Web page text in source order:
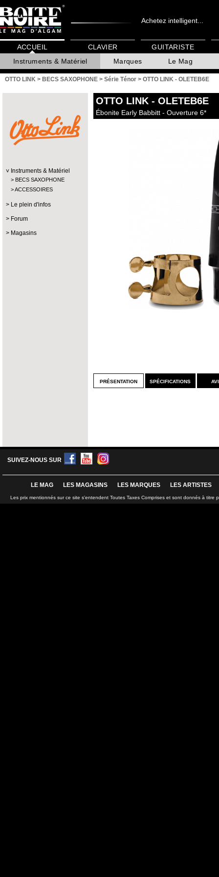
Achetez intelligent...
ACCUEIL
Instruments & Matériel
Marques Le Mag
CLAVIER GUITARISTE
OTTO LINK > BECS SAXOPHONE > Série Ténor > OTTO LINK - OLETEB6E
Instruments & Matériel
BECS SAXOPHONE
ACCESSOIRES
Le plein d'infos
Forum
Magasins
OTTO LINK - OLETEB6E
Ébonite Early Babbitt - Ouverture 6*
présentation spécifications
SUIVEZ-NOUS SUR
LE MAG LES MAGASINS LES MARQUES LES ARTISTES
Les prix mentionnés sur ce site s'entendent Toutes Taxes Comprises et sont donnés à